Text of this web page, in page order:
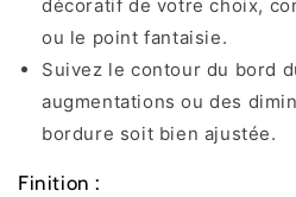
décoratif de votre choix,
ou le point fantaisie.
Suivez le contour du bord
augmentations ou des
bordure soit bien ajustée.
Finition :